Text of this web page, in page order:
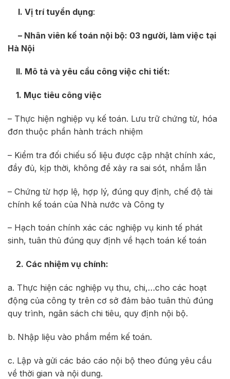
I. Vị trí tuyển dụng:
– Nhân viên kế toán nội bộ: 03 người, làm việc tại
Hà Nội
II. Mô tả và yêu cầu công việc chi tiết:
1. Mục tiêu công việc
– Thực hiện nghiệp vụ kế toán. Lưu trữ chứng từ, hóa
đơn thuộc phần hành trách nhiệm
– Kiểm tra đối chiếu số liệu được cập nhật chính xác,
đầy đủ, kịp thời, không để xảy ra sai sót, nhầm lẫn
– Chứng từ hợp lệ, hợp lý, đúng quy định, chế độ tài
chính kế toán của Nhà nước và Công ty
– Hạch toán chính xác các nghiệp vụ kinh tế phát
sinh, tuân thủ đúng quy định về hạch toán kế toán
2. Các nhiệm vụ chính:
a. Thực hiện các nghiệp vụ thu, chi,…cho các hoạt
động của công ty trên cơ sở đảm bảo tuân thủ đúng
quy trình, ngân sách chi tiêu, quy định nội bộ.
b. Nhập liệu vào phầm mềm kế toán.
c. Lập và gửi các báo cáo nội bộ theo đúng yêu cầu
về thời gian và nội dung.